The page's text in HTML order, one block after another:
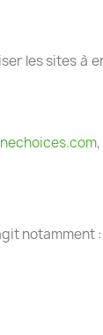
les sites à
notamment :